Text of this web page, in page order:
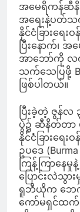
အမေရိကန်ဆီနိ
အရေးနဲ့ပတ်သ
နိုင်ငံခြားရေ
ပြီးနောက်၊
အာဘော်ကို လ
သက်သေပြဖို့
ဖြစ်ပါတယ်။
ပြီးခဲ့တဲ့ ဇွန်
ပွဲ၌ ဆီနိတ်တာ
နိုင်ငံခြားရေ
ဥပဒေ
ကြန့်ကြာနေမှု
ပြောင်းလဲသွား
ရူဘီယိုက ဘေဂျ
ကော်မရှင်ထက်